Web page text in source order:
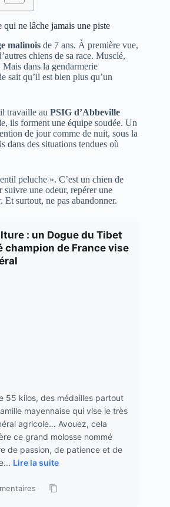
ne lâche jamais une piste
malinois de 7 ans. À première vue,
chiens de sa race. Musclé,
dans la gendarmerie
sait qu’il est bien plus qu’un
travaille au PSIG d’Abbeville
ils forment une équipe soudée. Un
de jour comme de nuit, sous la
dans des situations tendues où
peluche ». C’est un chien de
suivre une odeur, repérer une
Et surtout, ne pas abandonner.
: un Dogue du Tibet
champion de France vise
55 kilos, des médailles partout
mayennaise qui vise le très
agricole… Avouez, cela
ce grand molosse nommé
de passion, de patience et de
Lire la suite
·